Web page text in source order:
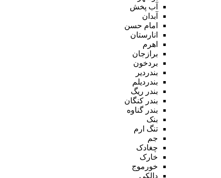
آب پخش
آبدان
امام حسن
انارستان
اهرم
برازجان
بردخون
بندردیر
بندردیلم
بندر ریگ
بندر کنگان
بندر گناوه
بنک
تنگ ارم
جم
چغادک
خارک
خورموج
دالکی